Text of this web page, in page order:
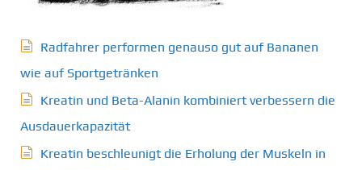
Radfahrer performen genauso gut auf Bananen
wie auf Sportgetränken
Kreatin und Beta-Alanin kombiniert verbessern die
Ausdauerkapazität
Kreatin beschleunigt die Erholung der Muskeln in